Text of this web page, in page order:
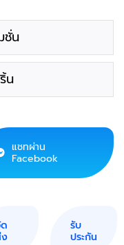
ชั่น
น
แชทผ่าน
Facebook
รับ
ประกัน